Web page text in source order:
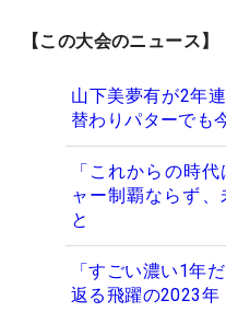
【この大会のニュース】
山下美夢有が2年
替わりパターでも
「これからの時
ャー制覇ならず
と
「すごい濃い1年
返る飛躍の2023